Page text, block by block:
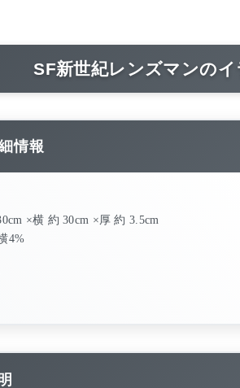
SF新世紀レンズマンの
情報
×横 約 30cm ×厚 約 3.5cm
4%